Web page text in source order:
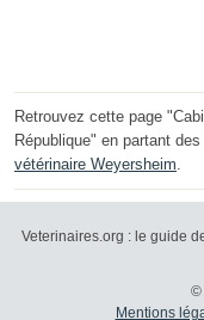
Retrouvez cette page
République" en partant
vétérinaire Weyersheim.
Veterinaires.org : le guide
©
Mentions